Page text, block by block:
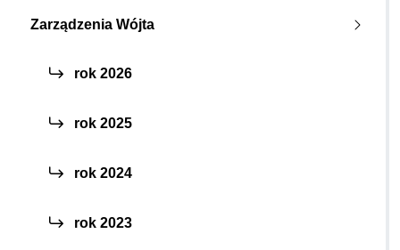
Zarządzenia Wójta
rok 2026
rok 2025
rok 2024
rok 2023